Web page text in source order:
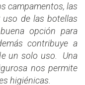
campamentos, las
uso de las botellas
opción para
contribuye a
un solo uso. Una
nos permite
higiénicas.